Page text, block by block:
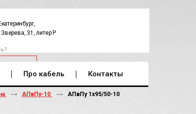
31, литер Р
ЗВОНОК
Про кабель Контакты
АПвПу-10 АПвПу 1х95/50-10